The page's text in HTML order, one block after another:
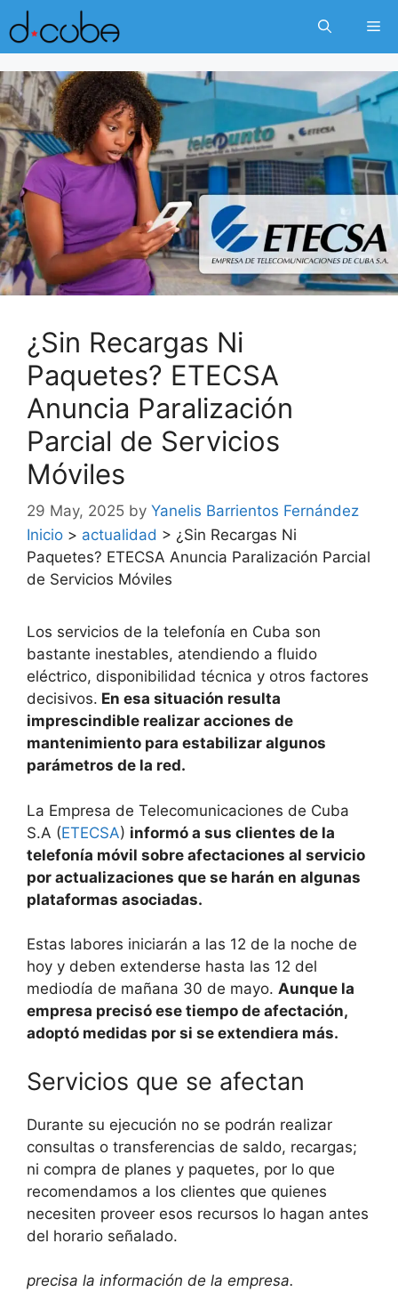
Skip
to
content
¿Sin Recargas Ni
Paquetes? ETECSA
Anuncia Paralización
Parcial de Servicios
Móviles
29 May, 2025 by Yanelis Barrientos Fernández
Inicio > actualidad > ¿Sin Recargas Ni
Paquetes? ETECSA Anuncia Paralización Parcial
de Servicios Móviles
Los servicios de la telefonía en Cuba son
bastante inestables, atendiendo a fluido
eléctrico, disponibilidad técnica y otros factores
decisivos. En esa situación resulta
imprescindible realizar acciones de
mantenimiento para estabilizar algunos
parámetros de la red.
La Empresa de Telecomunicaciones de Cuba
S.A (ETECSA) informó a sus clientes de la
telefonía móvil sobre afectaciones al servicio
por actualizaciones que se harán en algunas
plataformas asociadas.
Estas labores iniciarán a las 12 de la noche de
hoy y deben extenderse hasta las 12 del
mediodía de mañana 30 de mayo. Aunque la
empresa precisó ese tiempo de afectación,
adoptó medidas por si se extendiera más.
Servicios que se afectan
Durante su ejecución no se podrán realizar
consultas o transferencias de saldo, recargas;
ni compra de planes y paquetes, por lo que
recomendamos a los clientes que quienes
necesiten proveer esos recursos lo hagan antes
del horario señalado.
precisa la información de la empresa.